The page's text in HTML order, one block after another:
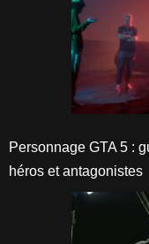
Personnage GTA 5 :
héros et antagonistes